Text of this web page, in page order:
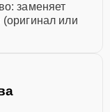
заменяет
или